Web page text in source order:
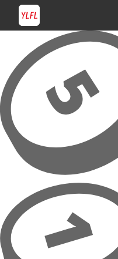
Hoppa till huvudinnehåll